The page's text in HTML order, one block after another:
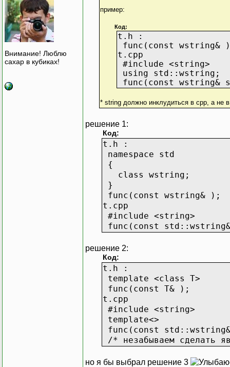
Внимание! Люблю
сахар в кубиках!
пример:
Код:
t.h :
func(const wstring&
t.cpp
#include <string>
using std::wstring;
func(const
* string должно инклудиться в сpp, а не
решение 1:
Код:
t.h :
namespace std
{
class wstring;
}
func(const wstring& );
t.cpp
#include <string>
func(const
решение 2:
Код:
t.h :
template <class T>
func(const T& );
t.cpp
#include <string>
template<>
func(const
/* незабываем сделать
но я бы выбрал решение 3